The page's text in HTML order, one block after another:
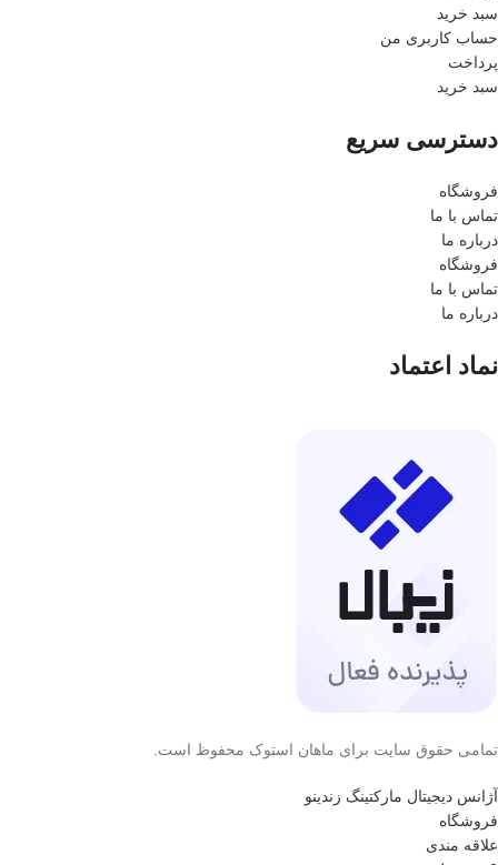
سبد خرید
حساب کاربری من
پرداخت
سبد خرید
دسترسی سریع
فروشگاه
تماس با ما
درباره ما
فروشگاه
تماس با ما
درباره ما
نماد اعتماد
تمامی حقوق سایت برای ماهان استوک محفوظ است.
آژانس دیجیتال مارکتینگ زندینو
فروشگاه
علاقه مندی